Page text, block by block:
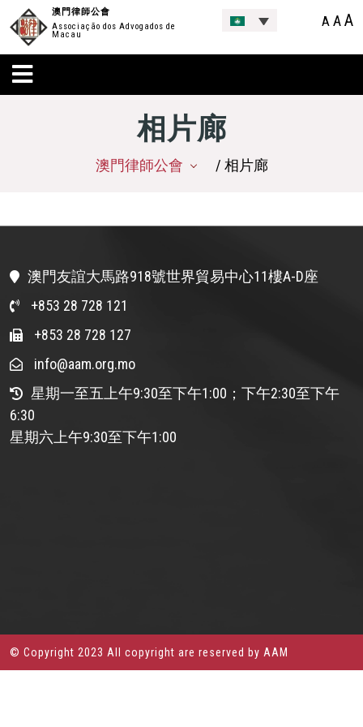
澳門律師公會
Associação dos Advogados de
Macau
A AA
相片廊
澳門律師公會 / 相片廊
澳門友誼大馬路918號世界貿易中心11樓A-D座
+853 28 728 121
+853 28 728 127
info@aam.org.mo
星期一至五上午9:30至下午1:00；下午2:30至下午
6:30
星期六上午9:30至下午1:00
© Copyright 2023 All copyright are reserved by AAM